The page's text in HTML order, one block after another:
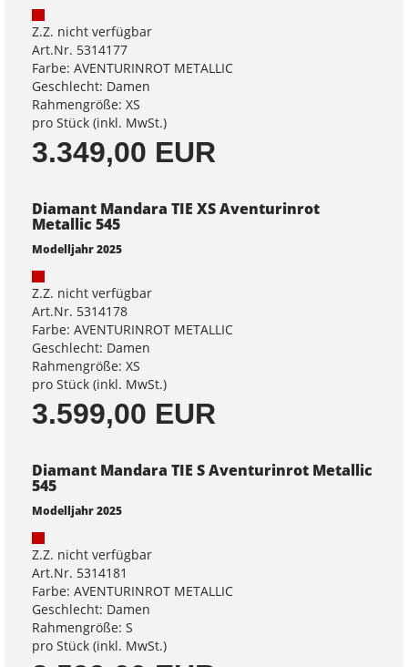
Z.Z. nicht verfügbar
Art.Nr. 5314177
Farbe: AVENTURINROT METALLIC
Geschlecht: Damen
Rahmengröße: XS
pro Stück (inkl. MwSt.)
3.349,00 EUR
Diamant Mandara TIE XS Aventurinrot
Metallic 545
Modelljahr 2025
Z.Z. nicht verfügbar
Art.Nr. 5314178
Farbe: AVENTURINROT METALLIC
Geschlecht: Damen
Rahmengröße: XS
pro Stück (inkl. MwSt.)
3.599,00 EUR
Diamant Mandara TIE S Aventurinrot Metallic
545
Modelljahr 2025
Z.Z. nicht verfügbar
Art.Nr. 5314181
Farbe: AVENTURINROT METALLIC
Geschlecht: Damen
Rahmengröße: S
pro Stück (inkl. MwSt.)